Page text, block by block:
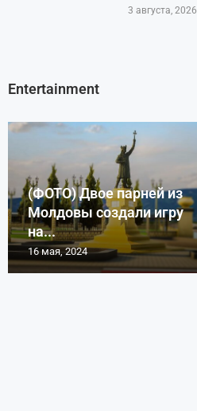
3 августа, 2026
Entertainment
(ФОТО) Двое парней из
Молдовы создали игру
на...
16 мая, 2024